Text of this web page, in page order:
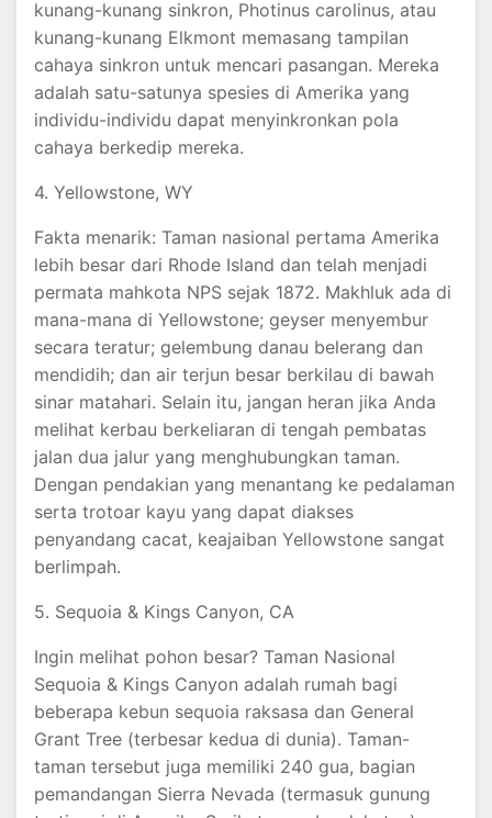
kunang-kunang sinkron, Photinus carolinus, atau
kunang-kunang Elkmont memasang tampilan
cahaya sinkron untuk mencari pasangan. Mereka
adalah satu-satunya spesies di Amerika yang
individu-individu dapat menyinkronkan pola
cahaya berkedip mereka.
4. Yellowstone, WY
Fakta menarik: Taman nasional pertama Amerika
lebih besar dari Rhode Island dan telah menjadi
permata mahkota NPS sejak 1872. Makhluk ada di
mana-mana di Yellowstone; geyser menyembur
secara teratur; gelembung danau belerang dan
mendidih; dan air terjun besar berkilau di bawah
sinar matahari. Selain itu, jangan heran jika Anda
melihat kerbau berkeliaran di tengah pembatas
jalan dua jalur yang menghubungkan taman.
Dengan pendakian yang menantang ke pedalaman
serta trotoar kayu yang dapat diakses
penyandang cacat, keajaiban Yellowstone sangat
berlimpah.
5. Sequoia & Kings Canyon, CA
Ingin melihat pohon besar? Taman Nasional
Sequoia & Kings Canyon adalah rumah bagi
beberapa kebun sequoia raksasa dan General
Grant Tree (terbesar kedua di dunia). Taman-
taman tersebut juga memiliki 240 gua, bagian
pemandangan Sierra Nevada (termasuk gunung